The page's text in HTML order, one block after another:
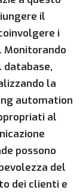
il
i
Monitorando
database,
la
automation
al
possono
del
dei clienti e